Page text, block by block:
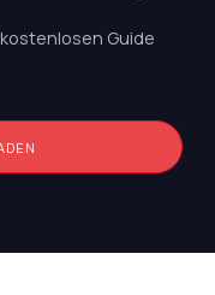
Guide